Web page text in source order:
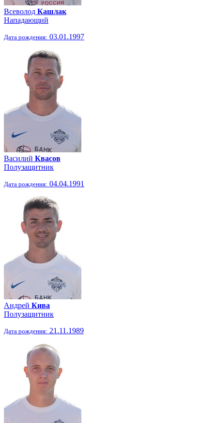
Всеволод Кашлак
Нападающий
Дата рождения: 03.01.1997
Василий Квасов
Полузащитник
Дата рождения: 04.04.1991
Андрей Кива
Полузащитник
Дата рождения: 21.11.1989